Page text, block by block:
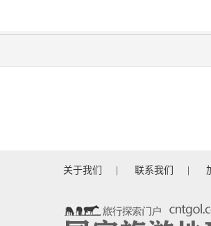
关于我们 联系我们